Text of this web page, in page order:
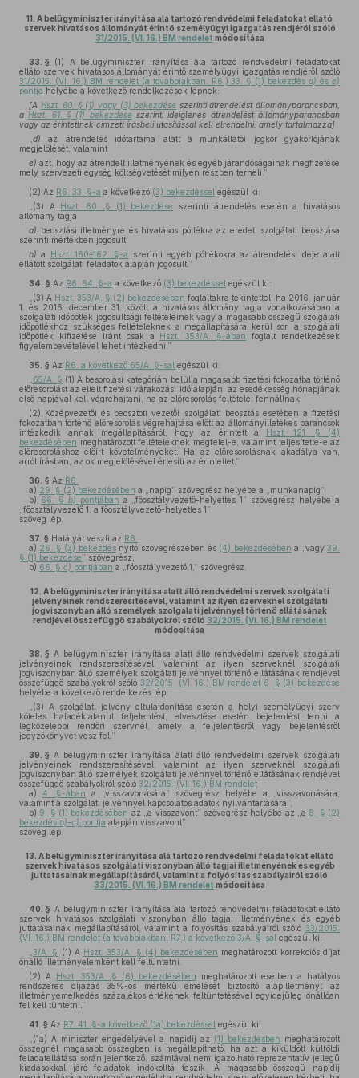
11. A belügyminiszter irányítása alá tartozó rendvédelmi feladatokat ellátó
szervek hivatásos állományát érintő személyügyi igazgatás rendjéről szóló
31/2015. (VI. 16.) BM rendelet módosítása
33. § (1)
A belügyminiszter irányítása alá tartozó rendvédelmi feladatokat
ellátó szervek hivatásos állományát érintő személyügyi igazgatás rendjéről szóló
31/2015. (VI. 16.) BM rendelet (a továbbiakban: R6.) 33. § (1) bekezdésd) ése)
pontja helyébe a következő rendelkezések lépnek:
[A Hszt. 60. § (1) vagy (3) bekezdése szerinti átrendelést állományparancsban,
aHszt. 61. § (1) bekezdése szerinti ideiglenes átrendelést állományparancsban
vagy az érintettnek címzett írásbeli utasítással kell elrendelni, amely tartalmazza]
d) az átrendelés időtartama alatt a munkáltatói jogkör gyakorlójának
megjelölését, valamint
e) azt, hogy az átrendelt illetményének és egyéb járandóságainak megfizetése
mely szervezeti egység költségvetését milyen részben terheli.”
(2) Az R6. 33. §-a a következő (3) bekezdéssel egészül ki:
„(3) A Hszt. 60. § (1) bekezdése
szerinti átrendelés esetén a hivatásos
állomány tagja
a) beosztási illetményre és hivatásos pótlékra az eredeti szolgálati beosztása
szerinti mértékben jogosult,
b) a Hszt. 160–162. §-a
szerinti egyéb pótlékokra az átrendelés ideje alatt
ellátott szolgálati feladatok alapján jogosult.”
34. § Az R6. 64. §-a a következő (3) bekezdéssel egészül ki:
„(3) A Hszt. 353/A. § (2) bekezdésében foglaltakra tekintettel, ha 2016. január
1. és 2016. december 31. között a hivatásos állomány tagja vonatkozásában a
szolgálati időpótlék jogosultsági feltételeinek vagy a magasabb összegű szolgálati
időpótlékhoz szükséges feltételeknek a megállapítására kerül sor, a szolgálati
időpótlék kifizetése iránt csak a Hszt. 353/A. §-ában
foglalt rendelkezések
figyelembevételével lehet intézkedni.”
35. § Az R6. a következő 65/A. §-sal egészül ki:
65/A. § (1) A besorolási kategórián belül a magasabb fizetési fokozatba történő
előresorolást az eltelt fizetési várakozási idő alapján, az esedékesség hónapjának
első napjával kell végrehajtani, ha az előresorolás feltételei fennállnak.
(2) Középvezetői és beosztott vezetői szolgálati beosztás esetében a fizetési
fokozatban történő előresorolás végrehajtása előtt az állományilletékes parancsok
intézkedik annak megállapításáról, hogy az érintett a
Hszt. 121. § (4)
bekezdésében meghatározott feltételeknek megfelel-e, valamint teljesítette-e az
előresoroláshoz előírt követelményeket. Ha az előresorolásnak akadálya van,
arról írásban, az ok megjelölésével értesíti az érintettet.”
36. § Az R6.
a) 29. § (2) bekezdésében a „napig” szövegrész helyébe a „munkanapig”,
b) 66. § b) pontjában a „főosztályvezető-helyettes 1” szövegrész helyébe a
„főosztályvezető 1, a főosztályvezető-helyettes 1”
szöveg lép.
37. § Hatályát veszti az R6.
a) 26. § (3) bekezdésnyitó szövegrészében és (4) bekezdésében a „vagy39.
§ (1) bekezdése” szövegrész,
b) 66. § c) pontjában a „főosztályvezető 1,” szövegrész.
12. A belügyminiszter irányítása alatt álló rendvédelmi szervek szolgálati
jelvényeinek rendszeresítésével, valamint az ilyen szerveknél szolgálati
jogviszonyban álló személyek szolgálati jelvénnyel történő ellátásának
rendjével összefüggő szabályokról szóló 32/2015. (VI. 16.) BM rendelet
módosítása
38. § A belügyminiszter irányítása alatt álló rendvédelmi szervek szolgálati
jelvényeinek rendszeresítésével, valamint az ilyen szerveknél szolgálati
jogviszonyban álló személyek szolgálati jelvénnyel történő ellátásának rendjével
összefüggő szabályokról szóló 32/2015. (VI. 16.) BM rendelet 6. § (3) bekezdése
helyébe a következő rendelkezés lép:
„(3) A szolgálati jelvény eltulajdonítása esetén a helyi személyügyi szerv
köteles haladéktalanul feljelentést, elvesztése esetén bejelentést tenni a
legközelebbi rendőri szervnél, amely a feljelentésről vagy bejelentésről
jegyzőkönyvet vesz fel.”
39. § A belügyminiszter irányítása alatt álló rendvédelmi szervek szolgálati
jelvényeinek rendszeresítésével, valamint az ilyen szerveknél szolgálati
jogviszonyban álló személyek szolgálati jelvénnyel történő ellátásának rendjével
összefüggő szabályokról szóló 32/2015. (VI. 16.) BM rendelet
a)
4. §-ában a „visszavonására” szövegrész helyébe a „visszavonására,
valamint a szolgálati jelvénnyel kapcsolatos adatok nyilvántartására”,
b) 9. § (1) bekezdésében az „a visszavont” szövegrész helyébe az „a 8. § (2)
bekezdés a)–c) pontja alapján visszavont”
szöveg lép.
13. A belügyminiszter irányítása alá tartozó rendvédelmi feladatokat ellátó
szervek hivatásos szolgálati viszonyban álló tagjai illetményének és egyéb
juttatásainak megállapításáról, valamint a folyósítás szabályairól szóló
33/2015. (VI. 16.) BM rendelet módosítása
40. § A belügyminiszter irányítása alá tartozó rendvédelmi feladatokat ellátó
szervek hivatásos szolgálati viszonyban álló tagjai illetményének és egyéb
juttatásainak megállapításáról, valamint a folyósítás szabályairól szóló 33/2015.
(VI. 16.) BM rendelet (a továbbiakban: R7.) a következő 3/A. §-sal egészül ki:
3/A. § (1) A Hszt. 353/A. § (4) bekezdésében meghatározott korrekciós díjat
önálló illetményelemként kell feltüntetni.
(2) A Hszt. 353/A. § (6) bekezdésében meghatározott esetben a hatályos
rendszeres díjazás 35%-os mértékű emelését biztosító alapilletményt az
illetményemelkedés százalékos értékének feltüntetésével egyidejűleg önállóan
fel kell tüntetni.”
41. § Az R7. 41. §-a következő (1a) bekezdéssel egészül ki:
„(1a) A miniszter engedélyével a napidíj az (1) bekezdésben meghatározott
összegnél magasabb összegben is megállapítható, ha azt a kiküldött külföldi
feladatellátása során jelentkező, számlával nem igazolható reprezentatív jellegű
kiadásokkal járó feladatok indokolttá teszik. A magasabb összegű napidíj